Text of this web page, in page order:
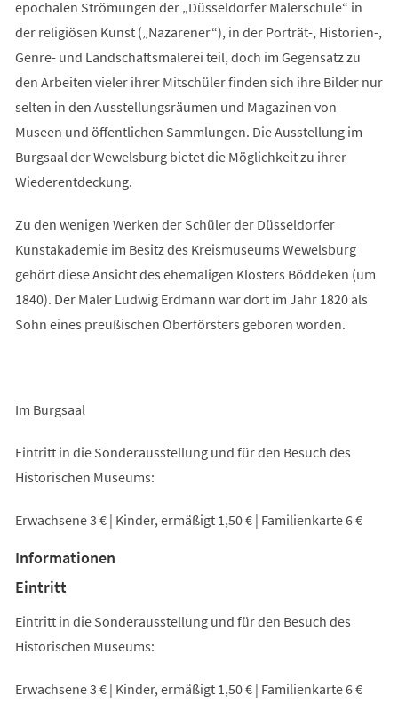
epochalen Strömungen der „Düsseldorfer Malerschule“ in
der religiösen Kunst („Nazarener“), in der Porträt-, Historien-,
Genre- und Landschaftsmalerei teil, doch im Gegensatz zu
den Arbeiten vieler ihrer Mitschüler finden sich ihre Bilder nur
selten in den Ausstellungsräumen und Magazinen von
Museen und öffentlichen Sammlungen. Die Ausstellung im
Burgsaal der Wewelsburg bietet die Möglichkeit zu ihrer
Wiederentdeckung.
Zu den wenigen Werken der Schüler der Düsseldorfer
Kunstakademie im Besitz des Kreismuseums Wewelsburg
gehört diese Ansicht des ehemaligen Klosters Böddeken (um
1840). Der Maler Ludwig Erdmann war dort im Jahr 1820 als
Sohn eines preußischen Oberförsters geboren worden.
Im Burgsaal
Eintritt in die Sonderausstellung und für den Besuch des
Historischen Museums:
Erwachsene 3 € | Kinder, ermäßigt 1,50 € | Familienkarte 6 €
Informationen
Eintritt
Eintritt in die Sonderausstellung und für den Besuch des
Historischen Museums:
Erwachsene 3 € | Kinder, ermäßigt 1,50 € | Familienkarte 6 €